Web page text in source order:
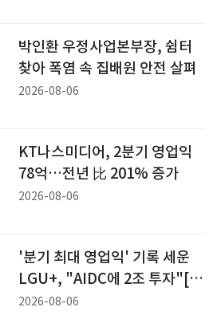
박인환 우정사업본부장, 쉼터
찾아 폭염 속 집배원 안전 살펴
2026-08-06
KT나스미디어, 2분기 영업익
78억…전년 比 201% 증가
2026-08-06
'분기 최대 영업익' 기록 세운
LGU+, "AIDC에 2조 투자"[IR
종합]
2026-08-06